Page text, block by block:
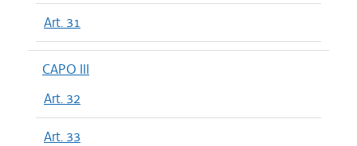
Art. 31
CAPO III
Art. 32
Art. 33